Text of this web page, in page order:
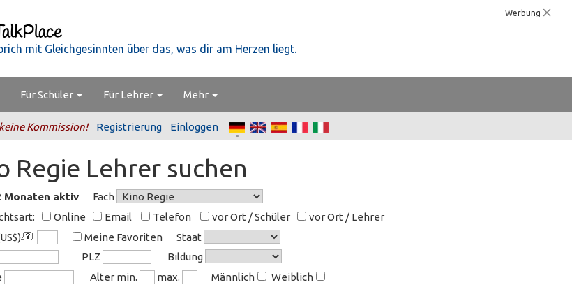
Werbung
mit Gleichgesinnten über das, was dir am Herzen liegt.
Für Schüler Für Lehrer Mehr
Kommission! Registrierung Einloggen
Regie Lehrer suchen
Monaten aktiv
Fach
Online Email Telefon vor Ort / Schüler
vor Ort / Lehrer
Meine Favoriten
Staat
PLZ
Bildung
Alter min. max. Männlich
Weiblich